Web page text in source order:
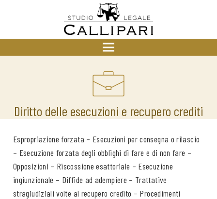
Diritto delle esecuzioni e recupero crediti
Espropriazione forzata – Esecuzioni per consegna o rilascio
– Esecuzione forzata degli obblighi di fare e di non fare –
Opposizioni – Riscossione esattoriale – Esecuzione
ingiunzionale – Diffide ad adempiere – Trattative
stragiudiziali volte al recupero credito – Procedimenti